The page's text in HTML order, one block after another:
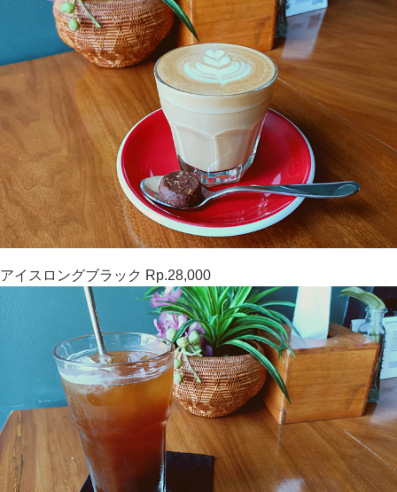
アイスロングブラック Rp.28,000